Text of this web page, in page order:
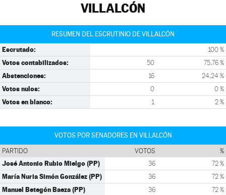
VILLALCÓN
RESUMEN DEL ESCRUTINIO DE VILLALCÓN
Escrutado: 100 %
Votos contabilizados: 50 75,76 %
Abstenciones: 16 24,24 %
Votos nulos: 0 0 %
Votos en blanco: 1 2 %
VOTOS POR SENADORES EN VILLALCÓN
PARTIDO VOTOS %
José Antonio Rubio Mielgo (PP) 36 72 %
María Nuria Simón González (PP) 36 72 %
Manuel Betegón Baeza (PP) 36 72 %